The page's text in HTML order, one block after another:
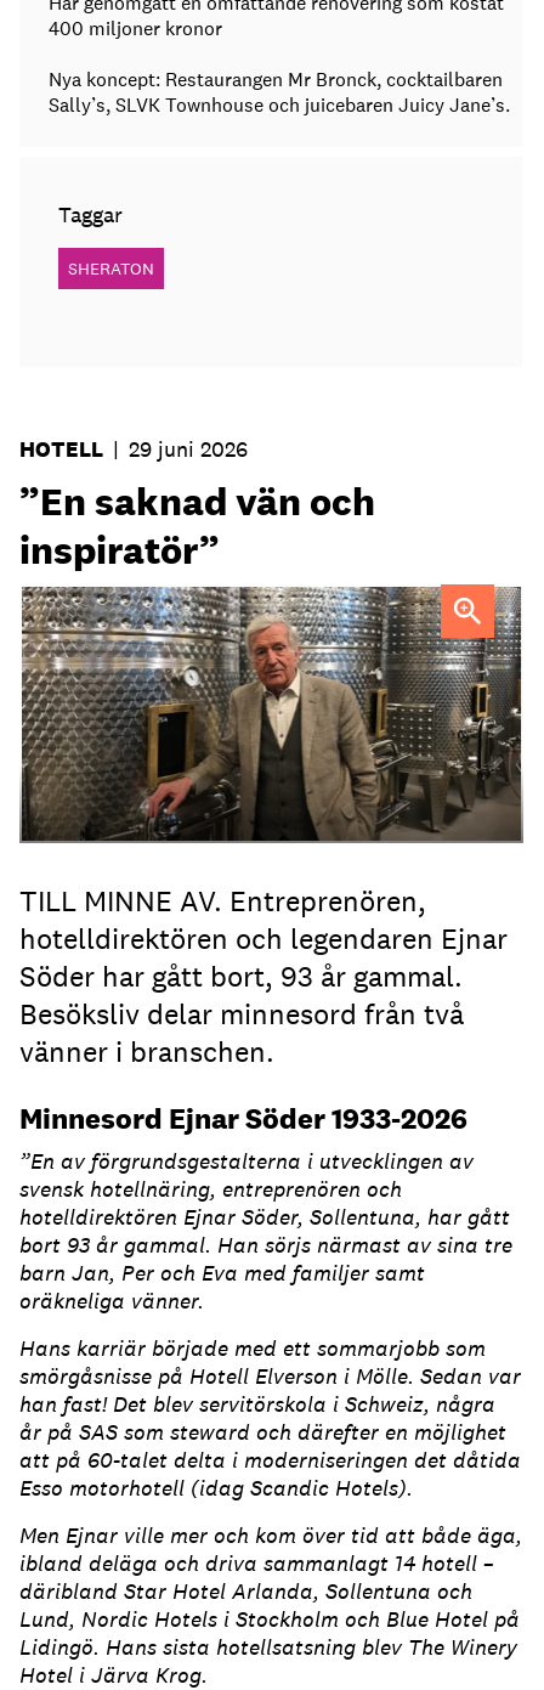
400 miljoner kronor
Nya koncept: Restaurangen Mr Bronck, cocktailbaren
Sally’s, SLVK Townhouse och juicebaren Juicy Jane’s.
Taggar
SHERATON
HOTELL | 29 juni 2026
”En saknad vän och
inspiratör”
Ejnar Söder var en drivande kraft i den svenska
hotellbranchen.
TILL MINNE AV. Entreprenören,
hotelldirektören och legendaren Ejnar
Söder har gått bort, 93 år gammal.
Besöksliv delar minnesord från två
vänner i branschen.
Minnesord Ejnar Söder 1933-2026
”En av förgrundsgestalterna i utvecklingen av
svensk hotellnäring, entreprenören och
hotelldirektören Ejnar Söder, Sollentuna, har gått
bort 93 år gammal. Han sörjs närmast av sina tre
barn Jan, Per och Eva med familjer samt
oräkneliga vänner.
Hans karriär började med ett sommarjobb som
smörgåsnisse på Hotell Elverson i Mölle. Sedan var
han fast! Det blev servitörskola i Schweiz, några
år på SAS som steward och därefter en möjlighet
att på 60-talet delta i moderniseringen det dåtida
Esso motorhotell (idag Scandic Hotels).
Men Ejnar ville mer och kom över tid att både äga,
ibland deläga och driva sammanlagt 14 hotell –
däribland Star Hotel Arlanda, Sollentuna och
Lund, Nordic Hotels i Stockholm och Blue Hotel på
Lidingö. Hans sista hotellsatsning blev The Winery
Hotel i Järva Krog.